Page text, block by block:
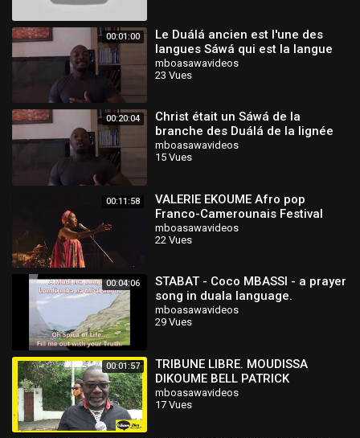
00:01:00
Le Duálá ancien est l'une des
langues Sáwá qui est la langue
originelle
mboasawavideos
23 Vues
00:20:04
Christ était un Sáwá de la
branche des Duálá de la lignée
de Kakea (Lévi)
mboasawavideos
15 Vues
00:11:58
VALERIE EKOUME Afro pop
Franco-Camerounais Festival
INGENIEUSE AFRIQUE 2018 - Foix,
Ariège France.
mboasawavideos
22 Vues
00:04:06
STABAT - Coco MBASSI - a prayer
song in duala language.
mboasawavideos
29 Vues
00:01:57
TRIBUNE LIBRE. MOUDISSA
DIKOUME BELL PATRICK
mboasawavideos
17 Vues